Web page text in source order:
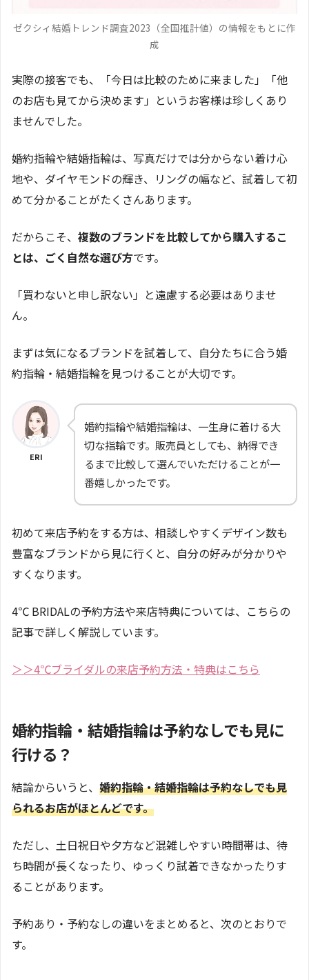
ゼクシィ結婚トレンド調査2023（全国推計値）の情報をもとに作
成
実際の接客でも、「今日は比較のために来ました」「他
のお店も見てから決めます」というお客様は珍しくあり
ませんでした。
婚約指輪や結婚指輪は、写真だけでは分からない着け心
地や、ダイヤモンドの輝き、リングの幅など、試着して初
めて分かることがたくさんあります。
だからこそ、 複数のブランドを比較してから購入するこ
とは、ごく自然な選び方です。
「買わないと申し訳ない」と遠慮する必要はありませ
ん。
まずは気になるブランドを試着して、自分たちに合う婚
約指輪・結婚指輪を見つけることが大切です。
ERI
婚約指輪や結婚指輪は、一生身に着ける大
切な指輪です。販売員としても、納得でき
るまで比較して選んでいただけることが一
番嬉しかったです。
初めて来店予約をする方は、相談しやすくデザイン数も
豊富なブランドから見に行くと、自分の好みが分かりや
すくなります。
4℃ BRIDALの予約方法や来店特典については、こちらの
記事で詳しく解説しています。
＞＞4℃ブライダルの来店予約方法・特典はこちら
婚約指輪・結婚指輪は予約なしでも見に
行ける？
結論からいうと、 婚約指輪・結婚指輪は予約なしでも見
られるお店がほとんどです。
ただし、土日祝日や夕方など混雑しやすい時間帯は、待
ち時間が長くなったり、ゆっくり試着できなかったりす
ることがあります。
予約あり・予約なしの違いをまとめると、次のとおりで
す。